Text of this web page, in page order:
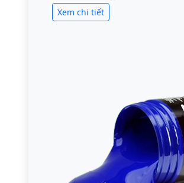
Xem chi tiết